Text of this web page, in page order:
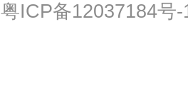
粤ICP备12037184号-